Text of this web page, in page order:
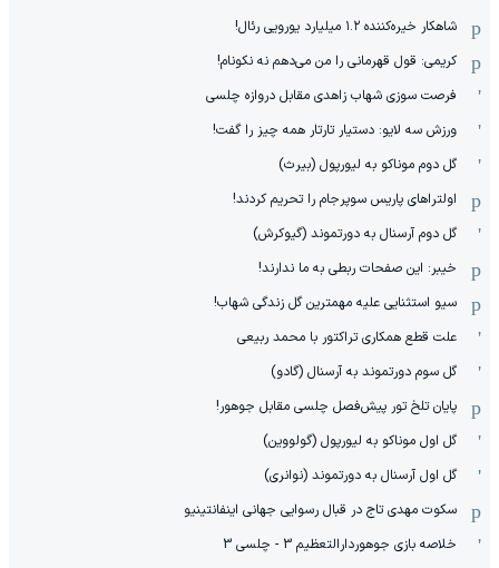
شاهکار خیره‌کننده ۱.۲ میلیارد یورویی رئال!
کریمی: قول قهرمانی را من می‌دهم نه نکونام!
فرصت سوزی شهاب زاهدی مقابل دروازه چلسی
ورزش سه لایو: دستیار تارتار همه چیز را گفت!
گل دوم موناکو به لیورپول (بیرث)
اولتراهای پاریس سوپرجام را تحریم کردند!
گل دوم آرسنال به دورتموند (گیوکرش)
خیبر: این صفحات ربطی به ما ندارند!
سیو استثنایی علیه مهمترین گل زندگی شهاب!
علت قطع همکاری تراکتور با محمد ربیعی
گل سوم دورتموند به آرسنال (گادو)
پایان تلخ تور پیش‌فصل چلسی مقابل جوهور!
گل اول موناکو به لیورپول (گولووین)
گل اول آرسنال به دورتموند (نوانری)
سکوت مهدی تاج در قبال رسوایی جهانی اینفانتینیو
خلاصه بازی جوهوردارالتعظیم 3 - چلسی 3